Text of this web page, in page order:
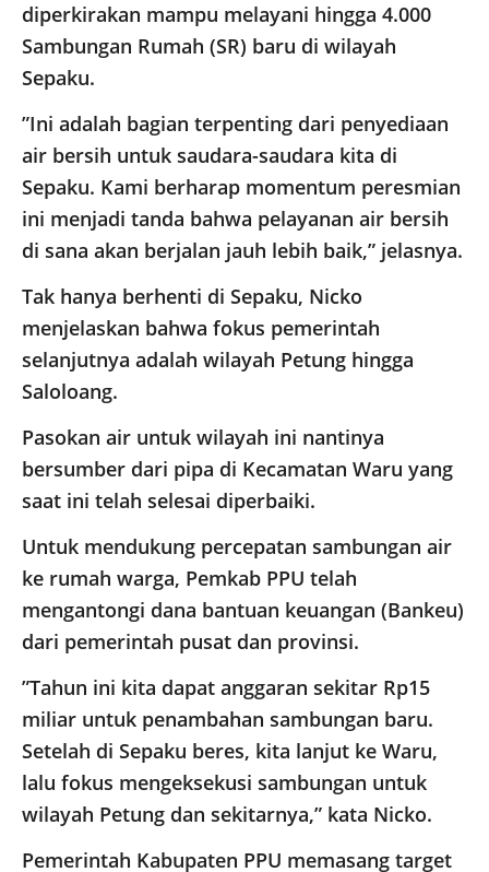
diperkirakan mampu melayani hingga 4.000
Sambungan Rumah (SR) baru di wilayah
Sepaku.
​”Ini adalah bagian terpenting dari penyediaan
air bersih untuk saudara-saudara kita di
Sepaku. Kami berharap momentum peresmian
ini menjadi tanda bahwa pelayanan air bersih
di sana akan berjalan jauh lebih baik,” jelasnya.
​Tak hanya berhenti di Sepaku, Nicko
menjelaskan bahwa fokus pemerintah
selanjutnya adalah wilayah Petung hingga
Saloloang.
Pasokan air untuk wilayah ini nantinya
bersumber dari pipa di Kecamatan Waru yang
saat ini telah selesai diperbaiki.
​Untuk mendukung percepatan sambungan air
ke rumah warga, Pemkab PPU telah
mengantongi dana bantuan keuangan (Bankeu)
dari pemerintah pusat dan provinsi.
​”Tahun ini kita dapat anggaran sekitar Rp15
miliar untuk penambahan sambungan baru.
Setelah di Sepaku beres, kita lanjut ke Waru,
lalu fokus mengeksekusi sambungan untuk
wilayah Petung dan sekitarnya,” kata Nicko.
​Pemerintah Kabupaten PPU memasang target